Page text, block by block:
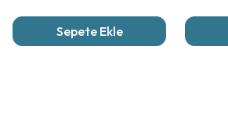
Sepete Ekle